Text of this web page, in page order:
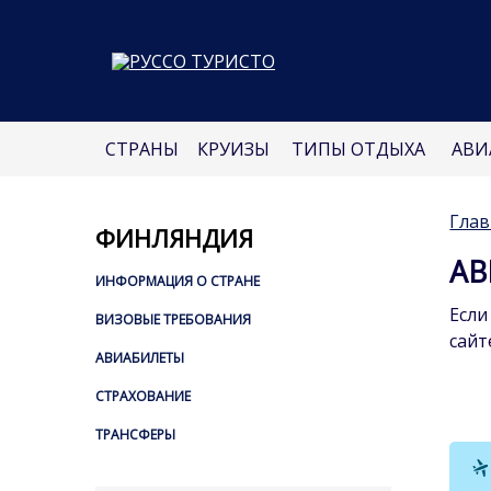
СТРАНЫ КРУИЗЫ ТИПЫ ОТДЫХА
ФИНЛЯНДИЯ
ИНФОРМАЦИЯ О СТРАНЕ
ВИЗОВЫЕ ТРЕБОВАНИЯ
АВИАБИЛЕТЫ
СТРАХОВАНИЕ
ТРАНСФЕРЫ